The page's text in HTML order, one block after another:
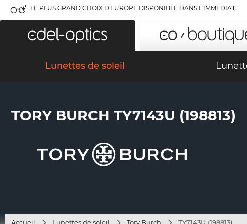
LE PLUS GRAND CHOIX D'EUROPE DISPONIBLE DANS L'IMMÉDIAT!
Lunettes de soleil
TORY BURCH TY7143U (198813)